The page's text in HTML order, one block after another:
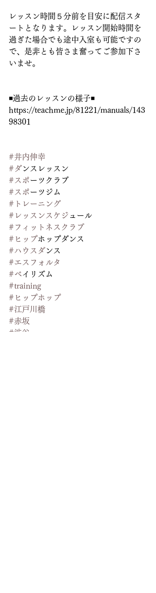
レッスン時間５分前を目安に配信スタ
ートとなります。レッスン開始時間を
過ぎた場合でも途中入室も可能ですの
で、是非とも皆さま奮ってご参加下さ
いませ。
◾️過去のレッスンの様子◾️
https://teachme.jp/81221/manuals/143
98301
#井内伸幸
#ダンスレッスン
#スポーツクラブ
#スポーツジム
#トレーニンク
#レッスンスケシ ゙ュール
#フィットネスクラフ
#ヒップホップダンス
#ハウスダンス
#エスフォルタ
#ベイリズム
#training
#ヒップホップ
#江戸川橋
#赤坂
#渋谷